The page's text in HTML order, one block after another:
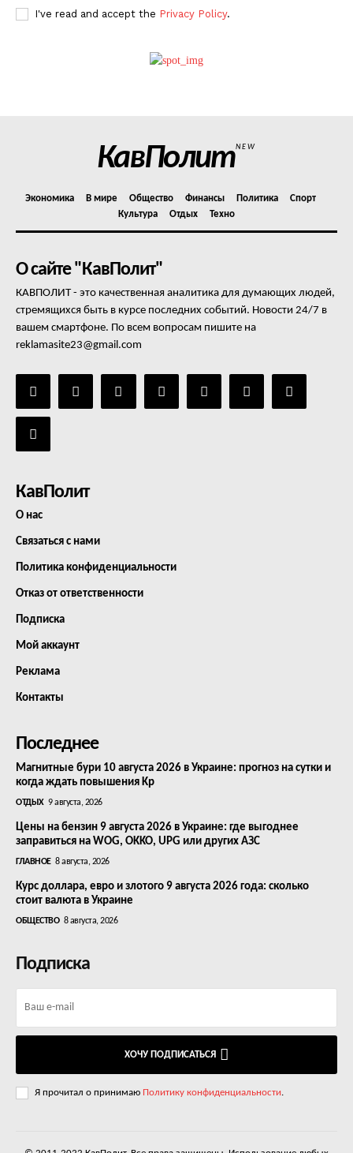
I've read and accept the Privacy Policy.
КавПолитNEW
Экономика В мире Общество Финансы Политика
Спорт
Культура
Отдых Техно
О сайте "КавПолит"
КАВПОЛИТ - это качественная аналитика для думающих людей,
стремящихся быть в курсе последних событий. Новости 24/7 в
вашем смартфоне. По всем вопросам пишите на
reklamasite23@gmail.com
КавПолит
О нас
Связаться с нами
Политика конфиденциальности
Отказ от ответственности
Подписка
Мой аккаунт
Реклама
Контакты
Последнее
Магнитные бури 10 августа 2026 в Украине: прогноз на сутки и
когда ждать повышения Kp
ОТДЫХ 9 августа, 2026
Цены на бензин 9 августа 2026 в Украине: где выгоднее
заправиться на WOG, OKKO, UPG или других АЗС
ГЛАВНОЕ 8 августа, 2026
Курс доллара, евро и злотого 9 августа 2026 года: сколько
стоит валюта в Украине
ОБЩЕСТВО 8 августа, 2026
Подписка
ХОЧУ ПОДПИСАТЬСЯ
Я прочитал о принимаю Политику конфиденциальности.